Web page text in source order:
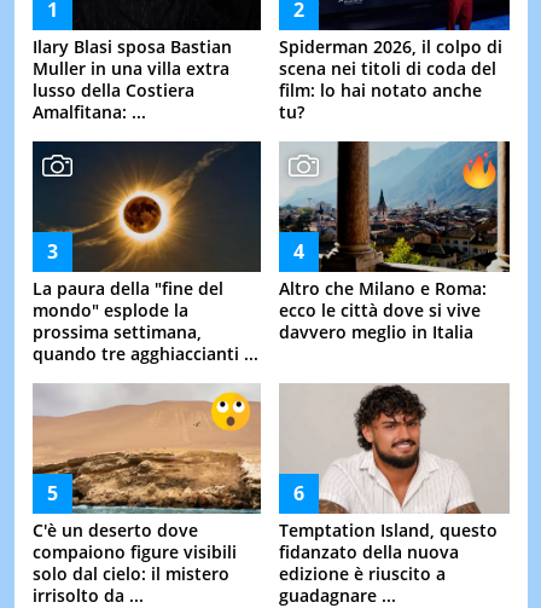
Ilary Blasi sposa Bastian
Muller in una villa extra
lusso della Costiera
Amalfitana: ...
Spiderman 2026, il colpo di
scena nei titoli di coda del
film: lo hai notato anche
tu?
La paura della "fine del
mondo" esplode la
prossima settimana,
quando tre agghiaccianti ...
Altro che Milano e Roma:
ecco le città dove si vive
davvero meglio in Italia
C'è un deserto dove
compaiono figure visibili
solo dal cielo: il mistero
irrisolto da ...
Temptation Island, questo
fidanzato della nuova
edizione è riuscito a
guadagnare ...